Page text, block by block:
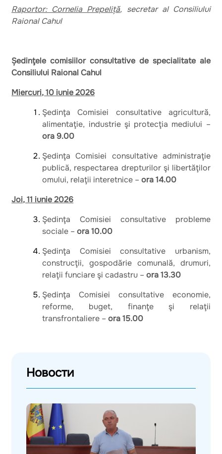
Raportor: Cornelia Prepeliță, secretar al Consiliului
Raional Cahul
Ședinţele comisiilor consultative de specialitate ale
Consiliului Raional Cahul
Miercuri, 10 iunie 2026
Şedinţa Comisiei consultative agricultură,
alimentaţie, industrie şi protecţia mediului –
ora 9.00
Şedinţa Comisiei consultative administraţie
publică, respectarea drepturilor şi libertăţilor
omului, relaţii interetnice –ora 14.00
Joi, 11 iunie 2026
Şedinţa Comisiei consultative probleme
sociale –ora 10.00
Şedinţa Comisiei consultative urbanism,
construcţii, gospodărie comunală, drumuri,
relaţii funciare şi cadastru –ora 13.30
Şedinţa Comisiei consultative economie,
reforme, buget, finanţe şi relaţii
transfrontaliere –ora 15.00
Новости